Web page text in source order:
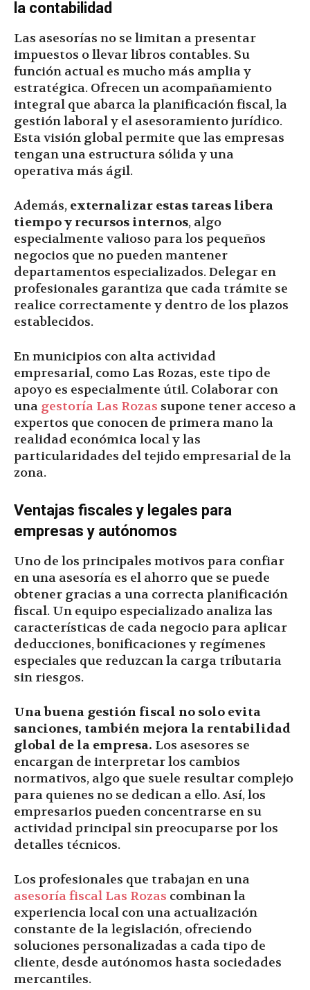
la contabilidad
Las asesorías no se limitan a presentar
impuestos o llevar libros contables. Su
función actual es mucho más amplia y
estratégica. Ofrecen un acompañamiento
integral que abarca la planificación fiscal, la
gestión laboral y el asesoramiento jurídico.
Esta visión global permite que las empresas
tengan una estructura sólida y una
operativa más ágil.
Además, externalizar estas tareas libera
tiempo y recursos internos, algo
especialmente valioso para los pequeños
negocios que no pueden mantener
departamentos especializados. Delegar en
profesionales garantiza que cada trámite se
realice correctamente y dentro de los plazos
establecidos.
En municipios con alta actividad
empresarial, como Las Rozas, este tipo de
apoyo es especialmente útil. Colaborar con
una gestoría Las Rozas supone tener acceso a
expertos que conocen de primera mano la
realidad económica local y las
particularidades del tejido empresarial de la
zona.
Ventajas fiscales y legales para
empresas y autónomos
Uno de los principales motivos para confiar
en una asesoría es el ahorro que se puede
obtener gracias a una correcta planificación
fiscal. Un equipo especializado analiza las
características de cada negocio para aplicar
deducciones, bonificaciones y regímenes
especiales que reduzcan la carga tributaria
sin riesgos.
Una buena gestión fiscal no solo evita
sanciones, también mejora la rentabilidad
global de la empresa. Los asesores se
encargan de interpretar los cambios
normativos, algo que suele resultar complejo
para quienes no se dedican a ello. Así, los
empresarios pueden concentrarse en su
actividad principal sin preocuparse por los
detalles técnicos.
Los profesionales que trabajan en una
asesoría fiscal Las Rozas combinan la
experiencia local con una actualización
constante de la legislación, ofreciendo
soluciones personalizadas a cada tipo de
cliente, desde autónomos hasta sociedades
mercantiles.